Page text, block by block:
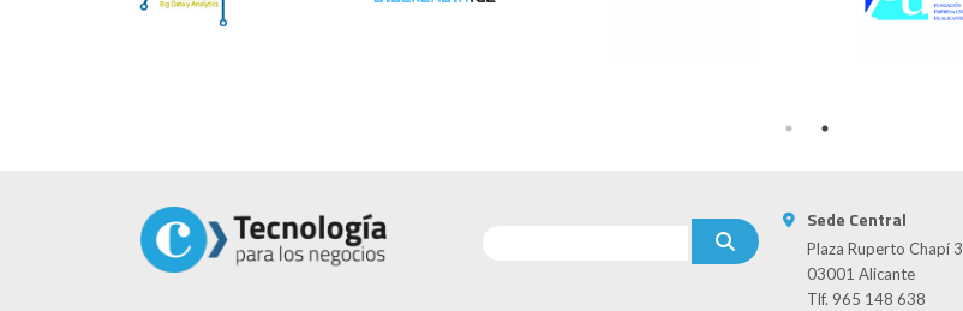
Sede Central
Plaza Ruperto Chapí 3
03001 Alicante
Tlf. 965 148 638